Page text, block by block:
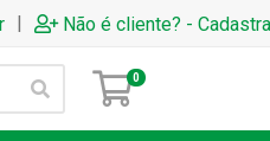
| Não é cliente? -
0